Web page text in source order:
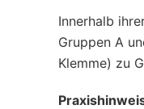
Innerhalb
Gruppen A
Klemme) zu